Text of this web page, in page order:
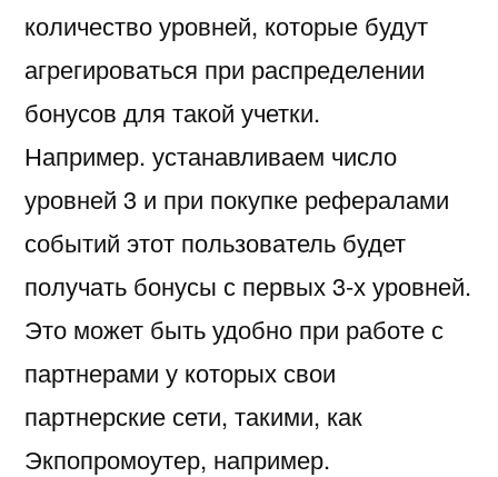
количество уровней, которые будут
агрегироваться при распределении
бонусов для такой учетки.
Например. устанавливаем число
уровней 3 и при покупке рефералами
событий этот пользователь будет
получать бонусы с первых 3-х уровней.
Это может быть удобно при работе с
партнерами у которых свои
партнерские сети, такими, как
Экпопромоутер, например.